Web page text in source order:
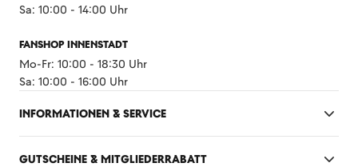
Sa: 10:00 - 14:00 Uhr
FANSHOP INNENSTADT
Mo-Fr: 10:00 - 18:30 Uhr
Sa: 10:00 - 16:00 Uhr
INFORMATIONEN & SERVICE
GUTSCHEINE & MITGLIEDERRABATT